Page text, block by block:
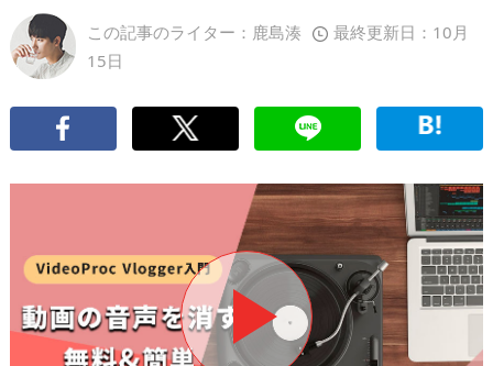
この記事のライター：鹿島湊
最終更新日：10月
15日